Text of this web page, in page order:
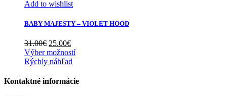
Add to wishlist
BABY MAJESTY – VIOLET HOOD
31.00€ Pôvodná
cena
bola:
25.00€Aktuálna
cena
je:
Výber možností
Rýchly náhľad
Kontaktné informácie